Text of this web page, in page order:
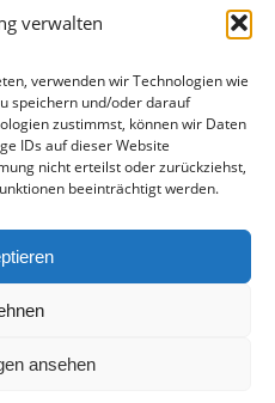
verwalten
verwenden wir Technologien wie
speichern und/oder darauf
zustimmst, können wir Daten
IDs auf dieser Website
nicht erteilst oder zurückziehst,
beeinträchtigt werden.
ansehen
Faun, Wunstel, Hill.
– Mechnig, Gauck – Weiß,
G. Pröstler – Steffen, H.
Spikofski, T. von Brevern.
beiden Mannschaften